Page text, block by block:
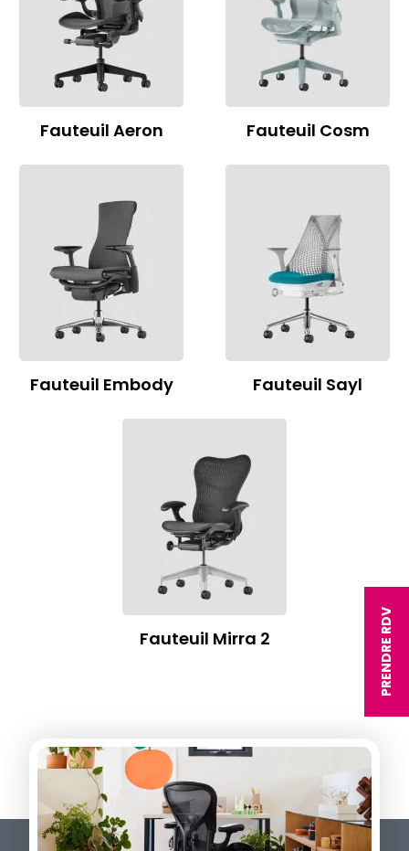
Fauteuil Aeron Fauteuil Cosm
Fauteuil Embody Fauteuil Sayl
Fauteuil Mirra 2 PRENDRE RDV